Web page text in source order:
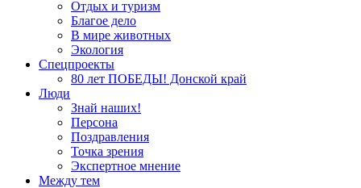
Отдых и туризм
Благое дело
В мире животных
Экология
Спецпроекты
80 лет ПОБЕДЫ! Донской край
Люди
Знай наших!
Персона
Поздравления
Точка зрения
Экспертное мнение
Между тем